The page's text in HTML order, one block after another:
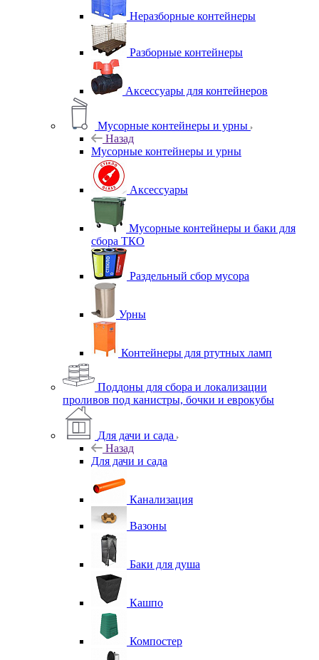
Неразборные контейнеры
Разборные контейнеры
Аксессуары для контейнеров
Мусорные контейнеры и урны
Назад
Мусорные контейнеры и урны
Аксессуары
Мусорные контейнеры и баки для
сбора ТКО
Раздельный сбор мусора
Урны
Контейнеры для ртутных ламп
Поддоны для сбора и локализации
проливов под канистры, бочки и еврокубы
Для дачи и сада
Назад
Для дачи и сада
Канализация
Вазоны
Баки для душа
Кашпо
Компостер